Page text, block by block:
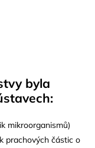
byla
mikroorganismů)
prachových částic o